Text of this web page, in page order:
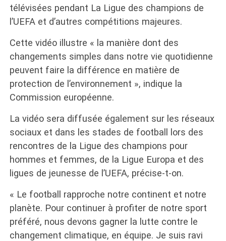
télévisées pendant La Ligue des champions de
l’UEFA et d’autres compétitions majeures.
Cette vidéo illustre « la manière dont des
changements simples dans notre vie quotidienne
peuvent faire la différence en matière de
protection de l’environnement », indique la
Commission européenne.
La vidéo sera diffusée également sur les réseaux
sociaux et dans les stades de football lors des
rencontres de la Ligue des champions pour
hommes et femmes, de la Ligue Europa et des
ligues de jeunesse de l’UEFA, précise-t-on.
« Le football rapproche notre continent et notre
planète. Pour continuer à profiter de notre sport
préféré, nous devons gagner la lutte contre le
changement climatique, en équipe. Je suis ravi